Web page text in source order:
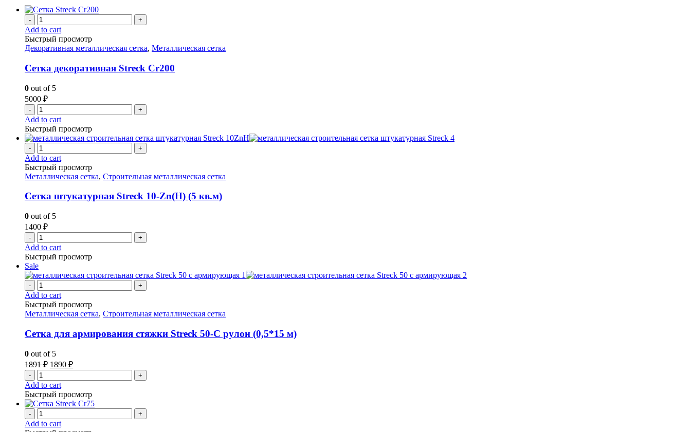
- +
Add to cart
Быстрый просмотр
Декоративная металлическая сетка, Металлическая сетка
Сетка декоративная Streck Cr200
0 out of 5
5000 ₽
- +
Add to cart
Быстрый просмотр
- +
Add to cart
Быстрый просмотр
Металлическая сетка, Строительная металлическая сетка
Сетка штукатурная Streck 10-Zn(H) (5 кв.м)
0 out of 5
1400 ₽
- +
Add to cart
Быстрый просмотр
Sale
- +
Add to cart
Быстрый просмотр
Металлическая сетка, Строительная металлическая сетка
Сетка для армирования стяжки Streck 50-С рулон (0,5*15 м)
0 out of 5
1891₽ 1890 ₽
- +
Add to cart
Быстрый просмотр
- +
Add to cart